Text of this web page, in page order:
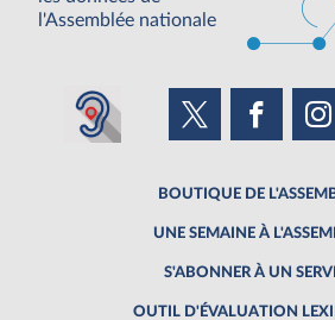
l'Assemblée nationale
BOUTIQUE DE
UNE SEMAINE À
S'ABONNER À UN
OUTIL D'ÉVALUATION